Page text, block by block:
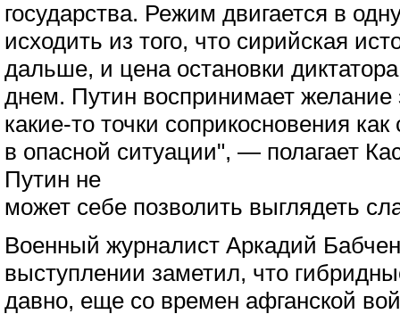
государства. Режим двигается в
исходить из того, что сирийская
дальше, и цена остановки
днем. Путин воспринимает желание
какие-то точки соприкосновения
в опасной ситуации", — полагает
Путин не
может себе позволить выглядеть
Военный журналист Аркадий
выступлении заметил, что
давно, еще со времен афганской